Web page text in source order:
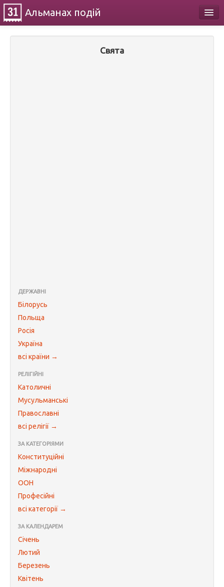
Альманах подій
Свята
ДЕРЖАВНІ
Білорусь
Польща
Росія
Україна
всі країни →
РЕЛІГІЙНІ
Католичні
Мусульманські
Православні
всі релігії →
ЗА КАТЕГОРІЯМИ
Конституційні
Міжнародні
ООН
Професійні
всі категорії →
ЗА КАЛЕНДАРЕМ
Січень
Лютий
Березень
Квітень